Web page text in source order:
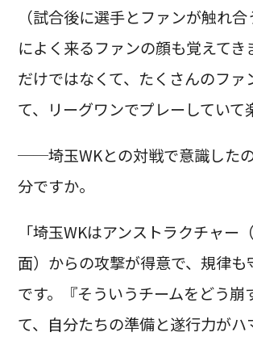
（試合後に選手とファンが触れ合
によく来るファンの顔も覚えてき
だけではなくて、たくさんのファ
て、リーグワンでプレーしていて
──埼玉WKとの対戦で意識した
分ですか。
「埼玉WKはアンストラクチャー
面）からの攻撃が得意で、規律も
です。『そういうチームをどう崩
て、自分たちの準備と遂行力がハ